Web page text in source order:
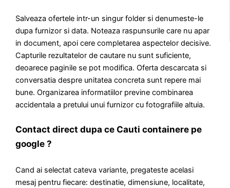
Salveaza ofertele intr-un singur folder si denumeste-le
dupa furnizor si data. Noteaza raspunsurile care nu apar
in document, apoi cere completarea aspectelor decisive.
Capturile rezultatelor de cautare nu sunt suficiente,
deoarece paginile se pot modifica. Oferta descarcata si
conversatia despre unitatea concreta sunt repere mai
bune. Organizarea informatiilor previne combinarea
accidentala a pretului unui furnizor cu fotografiile altuia.
Contact direct dupa ce Cauti containere pe
google ?
Cand ai selectat cateva variante, pregateste acelasi
mesaj pentru fiecare: destinatie, dimensiune, localitate,